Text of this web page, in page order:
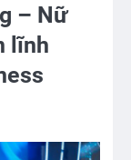
– Nữ
lĩnh